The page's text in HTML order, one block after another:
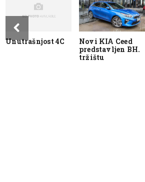
Unutrašnjost 4C
Novi KIA Ceed
predstavljen BH.
tržištu